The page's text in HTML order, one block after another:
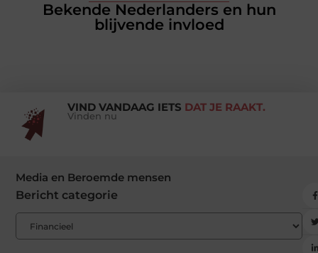
Bekende Nederlanders en hun
blijvende invloed
VIND VANDAAG IETS DAT JE RAAKT.
Vinden nu
Media en Beroemde mensen
Bericht categorie